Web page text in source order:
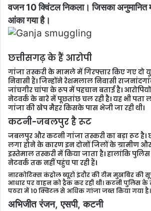
वजन 10 क्विंटल निकला। जिसका अनुमानित
आंका गया है।
छत्तीसगढ़ के हैं आरोपी
गांजा तस्करी के मामले में गिरफ्तार किए गए दो
निवासी हैं। जिन्होंने रेशमलाल निवासी
जांचगीर चांपा के रूप में पहचान बताई है।
नेटवर्क के बारे में पूछतांछ चल रही है। यह भी पता
गांजा की खेप मैहर किसके पास भेजी जा रही थी।
कटनी-जबलपुर है रूट
जबलपुर और कटनी गांजा तस्करी का बड़ा रूट है।
लगा होने के कारण इन दोनों जिलों के ग्रामीण और
इस्तेमाल तस्करी में किया जाता है। हालांकि
नेटवर्क तक नहीं पहुंच पा रही हैं।
नारकोटिक्स कंट्रोल ब्यूरो इंदौर की टीम मुखबिर की
आधार पर वाहन को ट्रैक कर रही थी। कटनी पुलिस
पठरा में 10 क्विंटल से अधिक गांजा जब्त किया गया है।
अभिजीत रंजन, एसपी, कटनी